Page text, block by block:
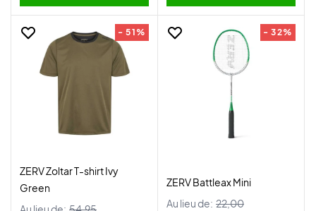
- 51%
ZERV Zoltar T-shirt Ivy
Green
- 32%
ZERV Battleax Mini
Au lieu de: 22,00